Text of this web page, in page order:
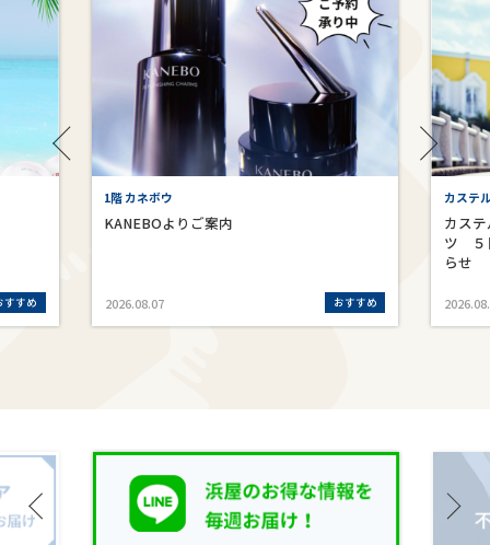
すすめ
1階 カネボウ
KANEBOよりご案内
2026.08.07 おすすめ
カステ
カス
ツ ５
らせ